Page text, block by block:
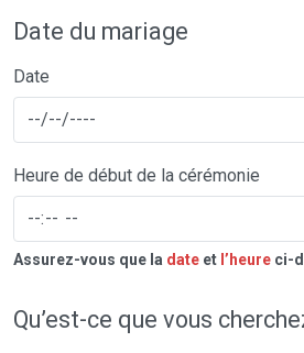
Date du mariage
Date
Heure de début de la cérémonie
Assurez-vous que la date et l’heure ci-
Qu’est-ce que vous